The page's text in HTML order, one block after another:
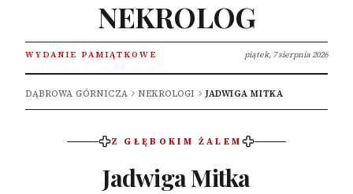
NEKROLOG
WYDANIE PAMIĄTKOWE piątek, 7 sierpnia 2026
DĄBROWA GÓRNICZA NEKROLOGI JADWIGA MITKA
Z GŁĘBOKIM ŻALEM
Jadwiga Mitka